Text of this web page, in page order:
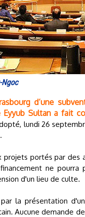
d’une
Sultan a fait
lundi 26
projets portés par des
ne
d'un lieu de culte.
la présentation
Aucune demande